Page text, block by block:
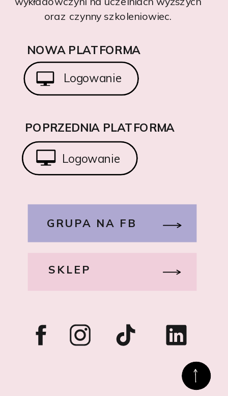
GRUPA NA FB
SKLEP
oraz czynny szkoleniowiec.
Logowanie
NOWA PLATFORMA
Logowanie
POPRZEDNIA PLATFORMA